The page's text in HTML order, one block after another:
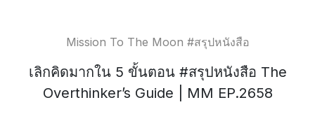
Mission To The Moon #สรุปหนังสือ
เลิกคิดมากใน 5 ขั้นตอน #สรุปหนังสือ The
Overthinker’s Guide | MM EP.2658